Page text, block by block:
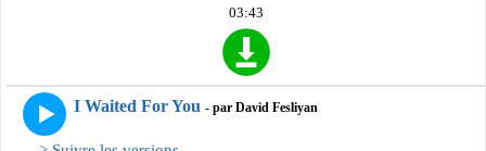
03:43
I Waited For You - par David Fesliyan